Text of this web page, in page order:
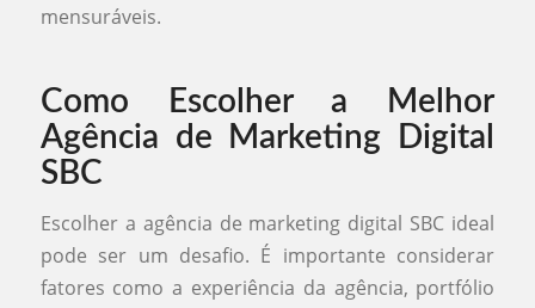
mensuráveis.
Como Escolher a Melhor
Agência de Marketing Digital
SBC
Escolher a agência de marketing digital SBC ideal
pode ser um desafio. É importante considerar
fatores como a experiência da agência, portfólio